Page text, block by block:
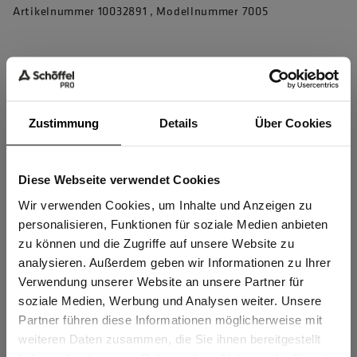
Zustimmung Details Über Cookies
Diese Webseite verwendet Cookies
Wir verwenden Cookies, um Inhalte und Anzeigen zu
personalisieren, Funktionen für soziale Medien anbieten
zu können und die Zugriffe auf unsere Website zu
analysieren. Außerdem geben wir Informationen zu Ihrer
Verwendung unserer Website an unsere Partner für
soziale Medien, Werbung und Analysen weiter. Unsere
Partner führen diese Informationen möglicherweise mit
weiteren Daten zusammen, die Sie ihnen bereitgestellt
Artikelnummer 10032891 , Modellnummer 7005
Produkteigenschaften
4-Wege-Stretch für perfekte Bewegungsfreiheit
Schlaufe an Vordertasche zur sicheren Befestigung wichtiger
Dinge
2 Vordertaschen, 1 Reißverschlusstasche, 2 Gesäßtaschen
1 Beintasche
mehr anzeigen
Sind Sie
Gewerbetreibender?
Ich bestätige, dass ich Gewerbetreibender bin. Alle
Preise werden netto ausgewiesen.